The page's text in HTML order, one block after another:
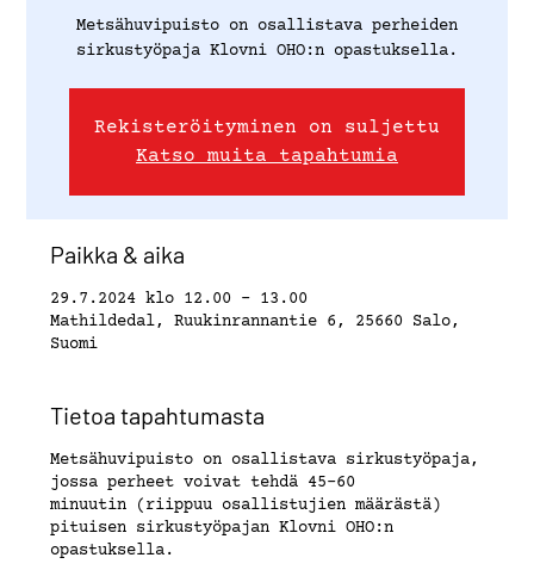
Metsähuvipuisto on osallistava perheiden
sirkustyöpaja Klovni OHO:n opastuksella.
Rekisteröityminen on suljettu
Katso muita tapahtumia
Paikka & aika
29.7.2024 klo 12.00 – 13.00
Mathildedal, Ruukinrannantie 6, 25660 Salo,
Suomi
Tietoa tapahtumasta
Metsähuvipuisto on osallistava sirkustyöpaja,
jossa perheet voivat tehdä 45-60
minuutin (riippuu osallistujien määrästä)
pituisen sirkustyöpajan Klovni OHO:n
opastuksella.